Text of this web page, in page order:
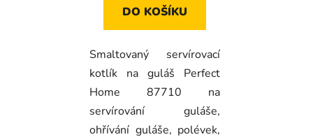
DO KOŠÍKU
Smaltovaný servírovací
kotlík na guláš Perfect
Home 87710 na
servírování guláše,
ohřívání guláše, polévek,